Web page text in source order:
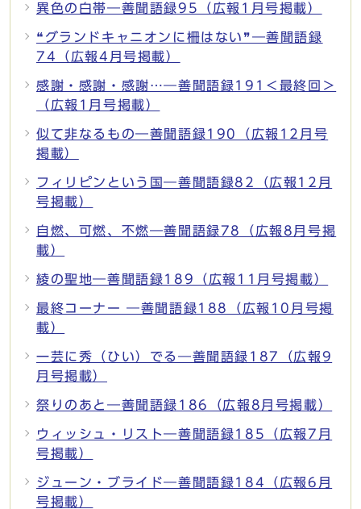
異色の白帯―善聞語録95（広報1月号掲載）
❝グランドキャニオンに柵はない❞―善聞語録
74（広報4月号掲載）
感謝・感謝・感謝…―善聞語録191＜最終回＞
（広報1月号掲載）
似て非なるもの―善聞語録190（広報12月号
掲載）
フィリピンという国―善聞語録82（広報12月
号掲載）
自燃、可燃、不燃―善聞語録78（広報8月号掲
載）
綾の聖地―善聞語録189（広報11月号掲載）
最終コーナー ―善聞語録188（広報10月号掲
載）
一芸に秀（ひい）でる―善聞語録187（広報9
月号掲載）
祭りのあと―善聞語録186（広報8月号掲載）
ウィッシュ・リスト―善聞語録185（広報7月
号掲載）
ジューン・ブライド―善聞語録184（広報6月
号掲載）